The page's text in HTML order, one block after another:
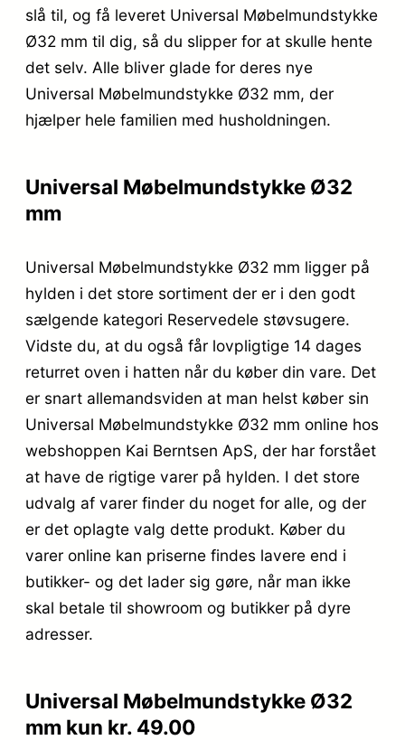
slå til, og få leveret Universal Møbelmundstykke
Ø32 mm til dig, så du slipper for at skulle hente
det selv. Alle bliver glade for deres nye
Universal Møbelmundstykke Ø32 mm, der
hjælper hele familien med husholdningen.
Universal Møbelmundstykke Ø32
mm
Universal Møbelmundstykke Ø32 mm ligger på
hylden i det store sortiment der er i den godt
sælgende kategori Reservedele støvsugere.
Vidste du, at du også får lovpligtige 14 dages
returret oven i hatten når du køber din vare. Det
er snart allemandsviden at man helst køber sin
Universal Møbelmundstykke Ø32 mm online hos
webshoppen Kai Berntsen ApS, der har forstået
at have de rigtige varer på hylden. I det store
udvalg af varer finder du noget for alle, og der
er det oplagte valg dette produkt. Køber du
varer online kan priserne findes lavere end i
butikker- og det lader sig gøre, når man ikke
skal betale til showroom og butikker på dyre
adresser.
Universal Møbelmundstykke Ø32
mm kun kr. 49.00